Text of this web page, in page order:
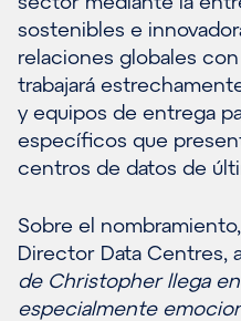
sostenibles e
relaciones globales
trabajará
y equipos de entrega
específicos que
centros de datos de
Sobre el nombramiento,
Director Data Centres,
de Christopher llega
especialmente